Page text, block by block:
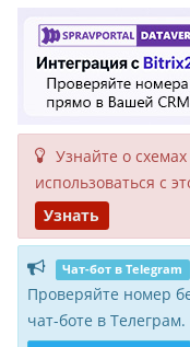
Узнайте о
исполь­зоваться с
Узнать
Чат-бот в Telegram
Проверяйте номер
чат-боте в Телеграм.